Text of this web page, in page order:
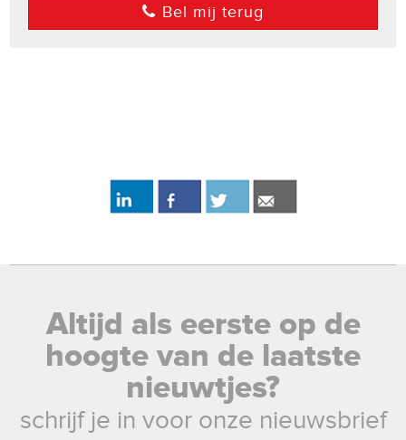
Bel mij terug
Altijd als eerste op de
hoogte van de laatste
nieuwtjes?
schrijf je in voor onze nieuwsbrief